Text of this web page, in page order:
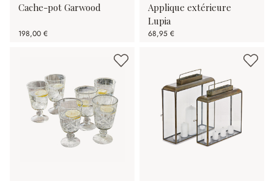
Cache-pot Garwood
198,00 €
Applique extérieure
Lupia
68,95 €